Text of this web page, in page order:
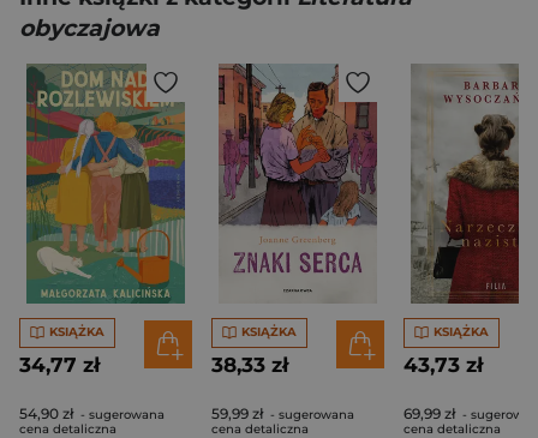
obyczajowa
KSIĄŻKA
34,77 zł
54,90 zł - sugerowana
cena detaliczna
KSIĄŻKA
38,33 zł
59,99 zł - sugerowana
cena detaliczna
KSIĄŻKA
43,73 zł
69,99 zł -
cena detaliczna